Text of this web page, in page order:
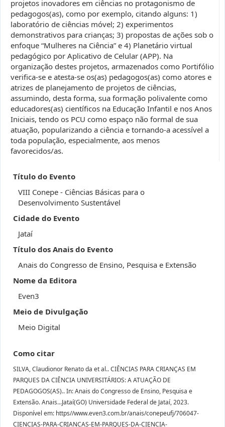
projetos inovadores em ciências no protagonismo de
pedagogos(as), como por exemplo, citando alguns: 1)
laboratório de ciências móvel; 2) experimentos
demonstrativos para crianças; 3) propostas de ações sob o
enfoque “Mulheres na Ciência” e 4) Planetário virtual
pedagógico por Aplicativo de Celular (APP). Na
organização destes projetos, armazenados como Portifólio
verifica-se e atesta-se os(as) pedagogos(as) como atores e
atrizes de planejamento de projetos de ciências,
assumindo, desta forma, sua formação polivalente como
educadores(as) científicos na Educação Infantil e nos Anos
Iniciais, tendo os PCU como espaço não formal de sua
atuação, popularizando a ciência e tornando-a acessível a
toda população, especialmente, aos menos
favorecidos/as.
Título do Evento
VIII Conepe - Ciências Básicas para o
Desenvolvimento Sustentável
Cidade do Evento
Jataí
Título dos Anais do Evento
Anais do Congresso de Ensino, Pesquisa e Extensão
Nome da Editora
Even3
Meio de Divulgação
Meio Digital
Como citar
SILVA, Claudionor Renato da et al.. CIÊNCIAS PARA CRIANÇAS EM
PARQUES DA CIÊNCIA UNIVERSITÁRIOS: A ATUAÇÃO DE
PEDAGOGOS(AS).. In: Anais do Congresso de Ensino, Pesquisa e
Extensão. Anais...Jataí(GO) Universidade Federal de Jataí, 2023.
Disponível em: https//www.even3.com.br/anais/conepeufj/706047-
CIENCIAS-PARA-CRIANCAS-EM-PARQUES-DA-CIENCIA-